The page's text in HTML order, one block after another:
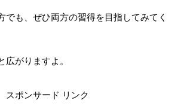
でも、ぜひ両方の習得を目指してみてく
がりますよ。
スポンサード リンク